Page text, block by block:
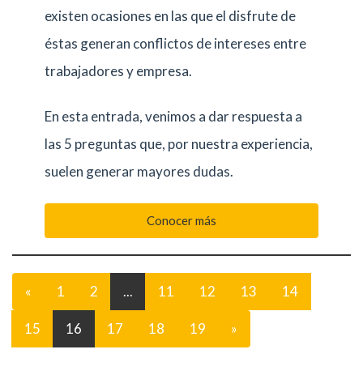
existen ocasiones en las que el disfrute de
éstas generan conflictos de intereses entre
trabajadores y empresa.
En esta entrada, venimos a dar respuesta a
las 5 preguntas que, por nuestra experiencia,
suelen generar mayores dudas.
Conocer más
« 1 2 ... 11 12 13 14
15 16 17 18 19 »